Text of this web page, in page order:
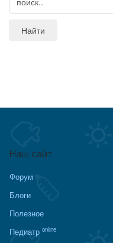
Наш сайт
Форум
Блоги
Полезное
Педиатр online